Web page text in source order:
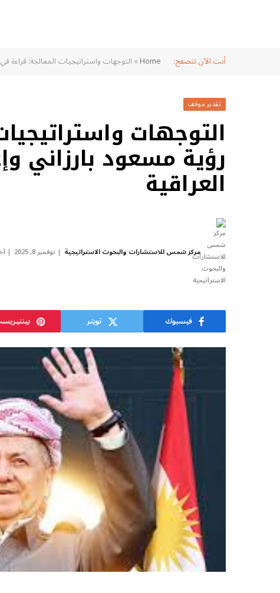
أنت الآن تتصفح: Home
»التوجهات واستراتيجيات المعالجة: قراءة
تقدير موقف
التوجهات
رؤية مسعود بارزاني
العراقية
مركز شمس للاستشارات والبحوث الاستراتيجية نوفمبر 8, 2025
فيسبوك تويتر